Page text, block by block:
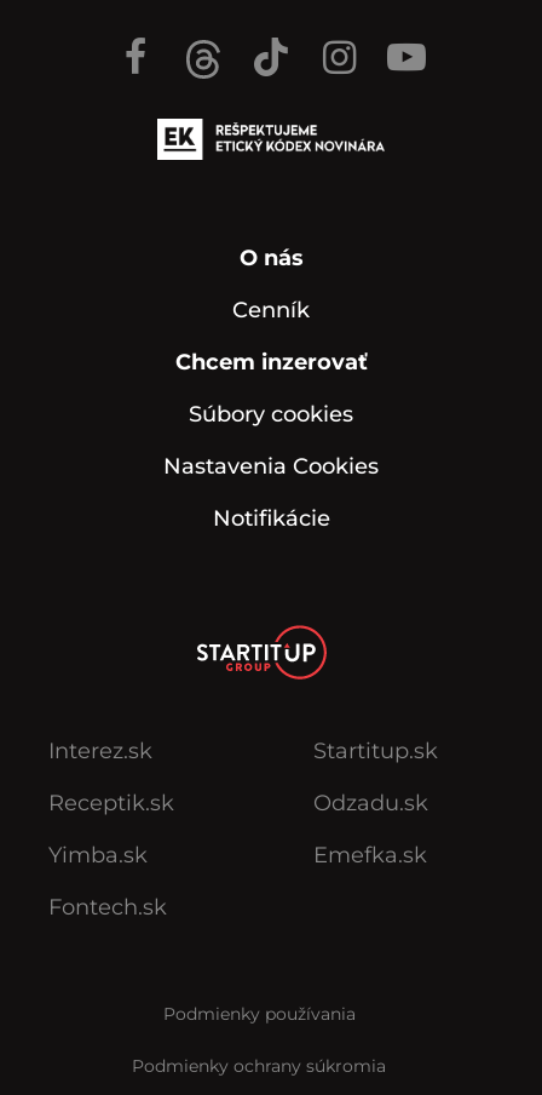
O nás
Cenník
Chcem inzerovať
Súbory cookies
Nastavenia Cookies
Notifikácie
Interez.sk
Receptik.sk
Yimba.sk
Fontech.sk
Startitup.sk
Odzadu.sk
Emefka.sk
Podmienky používania
Podmienky ochrany súkromia